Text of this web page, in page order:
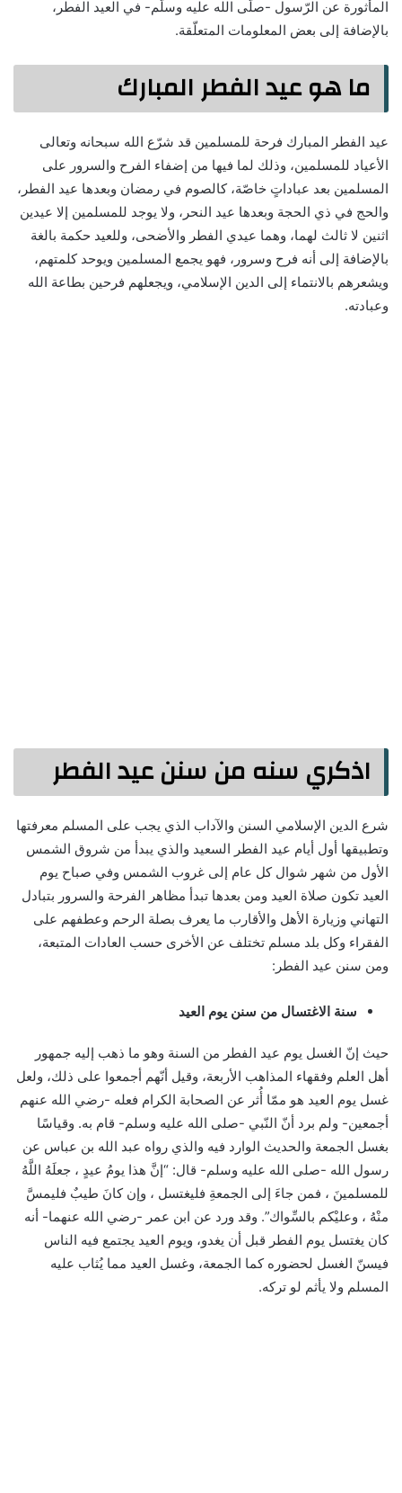
المأثورة عن الرّسول -صلّى الله عليه وسلّم- في العيد الفطر،
بالإضافة إلى بعض المعلومات المتعلّقة.
ما هو عيد الفطر المبارك
عيد الفطر المبارك فرحة للمسلمين قد شرّع الله سبحانه وتعالى
الأعياد للمسلمين، وذلك لما فيها من إضفاء الفرح والسرور على
المسلمين بعد عباداتٍ خاصّة، كالصوم في رمضان وبعدها عيد الفطر،
والحج في ذي الحجة وبعدها عيد النحر، ولا يوجد للمسلمين إلا عيدين
اثنين لا ثالث لهما، وهما عيدي الفطر والأضحى، وللعيد حكمة بالغة
بالإضافة إلى أنه فرح وسرور، فهو يجمع المسلمين ويوحد كلمتهم،
ويشعرهم بالانتماء إلى الدين الإسلامي، ويجعلهم فرحين بطاعة الله
وعبادته.
اذكري سنه من سنن عيد الفطر
شرع الدين الإسلامي السنن والآداب الذي يجب على المسلم معرفتها
وتطبيقها أول أيام عيد الفطر السعيد والذي يبدأ من شروق الشمس
الأول من شهر شوال كل عام إلى غروب الشمس وفي صباح يوم
العيد تكون صلاة العيد ومن بعدها تبدأ مظاهر الفرحة والسرور بتبادل
التهاني وزيارة الأهل والأقارب ما يعرف بصلة الرحم وعطفهم على
الفقراء وكل بلد مسلم تختلف عن الأخرى حسب العادات المتبعة،
ومن سنن عيد الفطر:
سنة الاغتسال من سنن يوم العيد
حيث إنّ الغسل يوم عيد الفطر من السنة وهو ما ذهب إليه جمهور
أهل العلم وفقهاء المذاهب الأربعة، وقيل أنّهم أجمعوا على ذلك، ولعل
غسل يوم العيد هو ممّا أُثر عن الصحابة الكرام فعله -رضي الله عنهم
أجمعين- ولم برد أنّ النّبي -صلى الله عليه وسلم- قام به. وقياسًا
بغسل الجمعة والحديث الوارد فيه والذي رواه عبد الله بن عباس عن
رسول الله -صلى الله عليه وسلم- قال: “إنَّ هذا يومُ عيدٍ ، جعلَهُ اللَّهُ
للمسلمينَ ، فمن جاءَ إلى الجمعةِ فليغتسل ، وإن كانَ طيبٌ فليمسَّ
منْهُ ، وعليْكم بالسِّواك”. وقد ورد عن ابن عمر -رضي الله عنهما- أنه
كان يغتسل يوم الفطر قبل أن يغدو، ويوم العيد يجتمع فيه الناس
فيسنّ الغسل لحضوره كما الجمعة، وغسل العيد مما يُثاب عليه
المسلم ولا يأثم لو تركه.